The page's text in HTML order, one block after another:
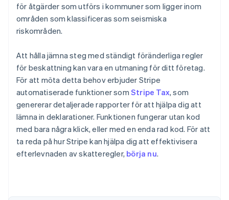
för åtgärder som utförs i kommuner som ligger inom
områden som klassificeras som seismiska
riskområden.
Att hålla jämna steg med ständigt föränderliga regler
för beskattning kan vara en utmaning för ditt företag.
För att möta detta behov erbjuder Stripe
automatiserade funktioner som Stripe Tax, som
genererar detaljerade rapporter för att hjälpa dig att
lämna in deklarationer. Funktionen fungerar utan kod
med bara några klick, eller med en enda rad kod. För att
ta reda på hur Stripe kan hjälpa dig att effektivisera
efterlevnaden av skatteregler, börja nu.